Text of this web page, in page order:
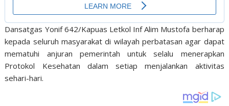
Dansatgas Yonif 642/Kapuas Letkol Inf Alim Mustofa berharap
kepada seluruh masyarakat di wilayah perbatasan agar dapat
mematuhi anjuran pemerintah untuk selalu menerapkan
Protokol Kesehatan dalam setiap menjalankan aktivitas
sehari-hari.